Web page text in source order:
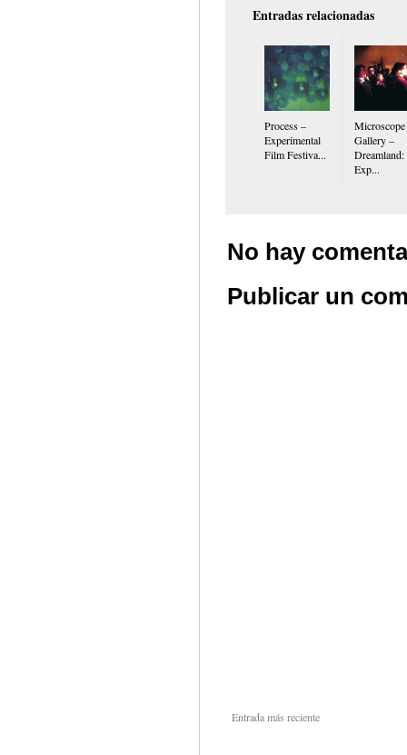
Entradas relacionadas
Process –
Experimental
Film Festiva...
Microscope
Gallery –
Dreamland:
Exp...
No hay
Publicar un
Entrada más reciente